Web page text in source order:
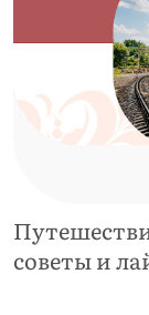
советы и